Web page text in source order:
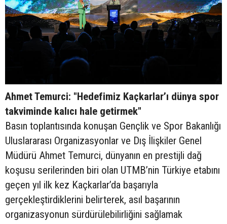
Ahmet Temurci: "Hedefimiz Kaçkarlar’ı dünya spor
takviminde kalıcı hale getirmek"
Basın toplantısında konuşan Gençlik ve Spor Bakanlığı
Uluslararası Organizasyonlar ve Dış İlişkiler Genel
Müdürü Ahmet Temurci, dünyanın en prestijli dağ
koşusu serilerinden biri olan UTMB’nin Türkiye etabını
geçen yıl ilk kez Kaçkarlar’da başarıyla
gerçekleştirdiklerini belirterek, asıl başarının
organizasyonun sürdürülebilirliğini sağlamak